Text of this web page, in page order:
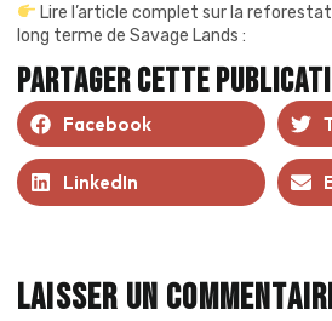
Lire l’article complet sur la
long terme de Savage Lands :
Partager cette
Facebook
LinkedIn
Laisser un